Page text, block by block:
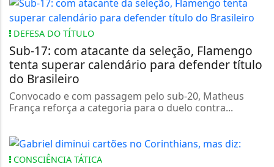
DEFESA DO TÍTULO
Sub-17: com atacante da seleção, Flamengo
tenta superar calendário para defender título
do Brasileiro
Convocado e com passagem pelo sub-20, Matheus
França reforça a categoria para o duelo contra...
CONSCIÊNCIA TÁTICA